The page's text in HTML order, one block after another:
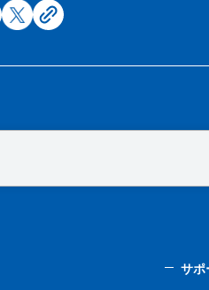
facebook
x copy
サポ